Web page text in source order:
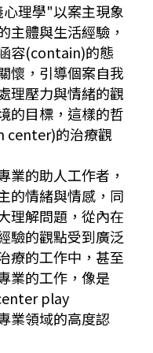
理學"以案主現象
主體與生活經驗，
容(contain)的態
懷，引導個案自我
理壓力與情緒的觀
的目標，這樣的哲
center)的治療觀
業的助人工作者，
的情緒與情感，同
理解問題，從內在
驗的觀點受到廣泛
療的工作中，甚至
業的工作，像是
play
業領域的高度認